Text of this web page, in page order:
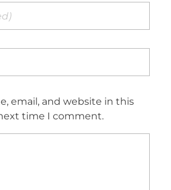
email, and website in this
time I comment.